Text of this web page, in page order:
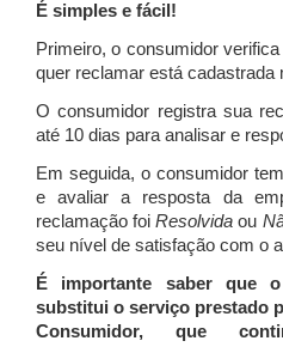
É simples e fácil!
Primeiro, o consumidor
quer reclamar está cadastrada
O consumidor registra sua
até 10 dias para analisar e
Em seguida, o consumidor
e avaliar a resposta da
reclamação foiResolvida ou
seu nível de satisfação com o
É importante saber que
substitui o serviço prestado
Consumidor, que